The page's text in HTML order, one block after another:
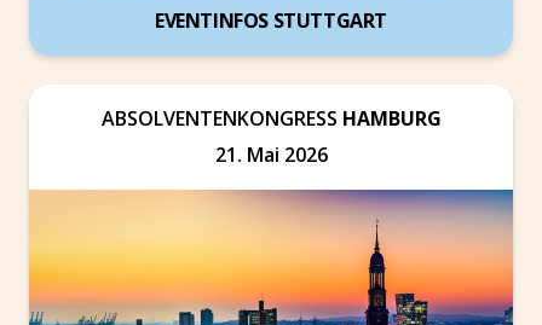
EVENTINFOS STUTTGART
ABSOLVENTENKONGRESS HAMBURG
21. Mai 2026